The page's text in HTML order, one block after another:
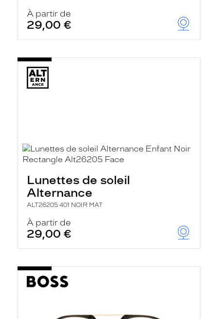
À partir de
29,00 €
Lunettes de soleil
Alternance
ALT26205 401 NOIR MAT
À partir de
29,00 €